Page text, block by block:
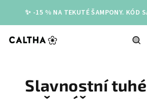
obsah
✨ -15 % NA TEKUTÉ ŠAMPONY. KÓD
Slavnostní